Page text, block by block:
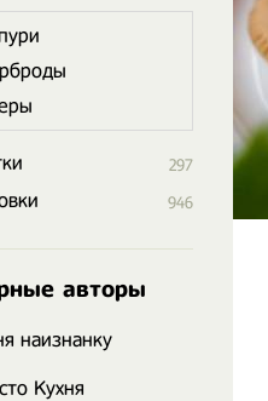
297
946
авторы
наизнанку
Кухня